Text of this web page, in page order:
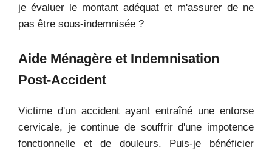
je évaluer le montant adéquat et m'assurer de ne
pas être sous-indemnisée ?
Aide Ménagère et Indemnisation
Post-Accident
Victime d'un accident ayant entraîné une entorse
cervicale, je continue de souffrir d'une impotence
fonctionnelle et de douleurs. Puis-je bénéficier